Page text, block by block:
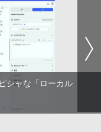
シャな「ローカル